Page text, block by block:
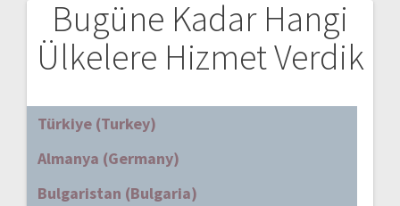
Bugüne Kadar Hangi
Ülkelere Hizmet Verdik
Türkiye (Turkey)
Almanya (Germany)
Bulgaristan (Bulgaria)